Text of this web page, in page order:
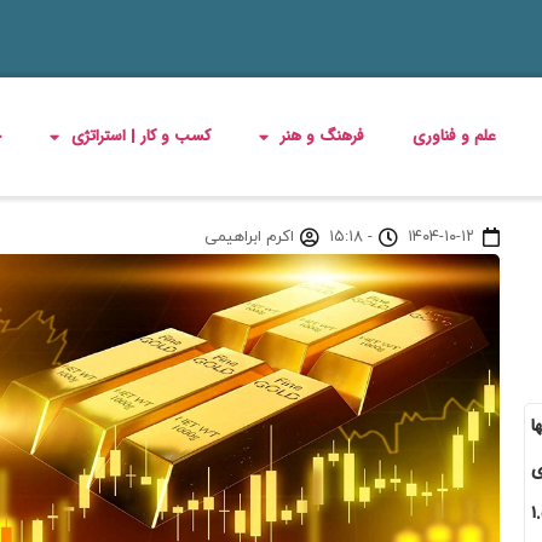
علم و فناوری فرهنگ و هنر کسب و کار | استراتژی
امروز جمعه ۱۲ دی
عجیب، بیش از ۱.۵
۱۴۰۴-۱۰-۱۲ - ۱۵:۱۸ اکرم ابراهیمی